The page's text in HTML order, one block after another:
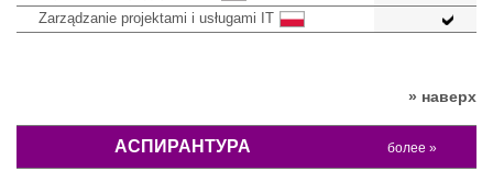
Zarządzanie projektami i usługami IT
» наверх
АСПИРАНТУРА более »